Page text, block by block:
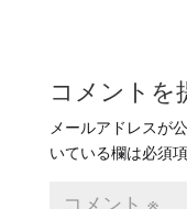
コメントを
メールアドレスが
いている欄は必須